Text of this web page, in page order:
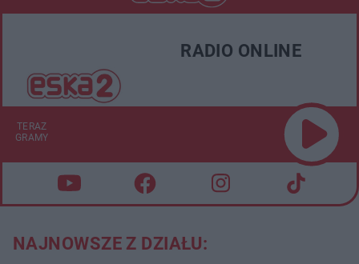
RADIO ONLINE
TERAZ
GRAMY
NAJNOWSZE Z DZIAŁU: